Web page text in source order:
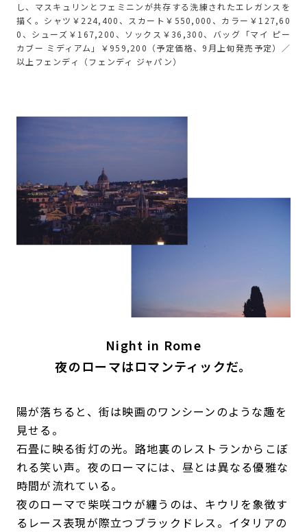
し、マスキュリンとフェミニンが共存する洗練されたエレガンスを
描く。シャツ￥224,400、スカート￥550,000、カラー￥127,60
0、シューズ￥167,200、ソックス￥36,300、バッグ「マイ ピー
カブー ミディアム」￥959,200（予定価格、9月上旬発売予定）／
以上フェンディ（フェンディ ジャパン）
Night in Rome
夜のローマはロマンティックだ。
陽が落ちると、街は映画のワンシーンのような趣を
見せる。
石畳に映る街灯の光。路地裏のレストランからこぼ
れる笑い声。夜のローマには、昼とは異なる優雅な
時間が流れている。
夜のローマで柴咲コウが纏うのは、キウリを象徴す
るレース表現が際立つブラックドレス。イタリアの